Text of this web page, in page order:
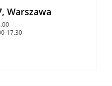
Warszawa
17:30